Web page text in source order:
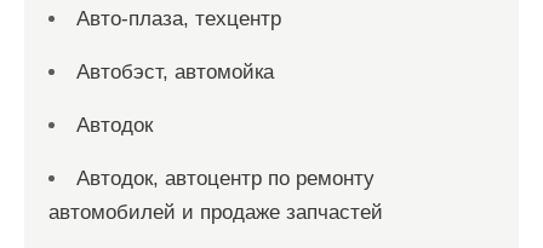
Авто-плаза, техцентр
Автобэст, автомойка
Автодок
Автодок, автоцентр по ремонту
автомобилей и продаже запчастей